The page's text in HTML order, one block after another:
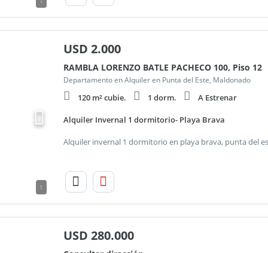
1
USD 2.000
RAMBLA LORENZO BATLE PACHECO 100, Piso 12
Departamento en Alquiler en Punta del Este, Maldonado
120 m² cubie. 1 dorm. A Estrenar
Alquiler Invernal 1 dormitorio- Playa Brava
USD 280.000